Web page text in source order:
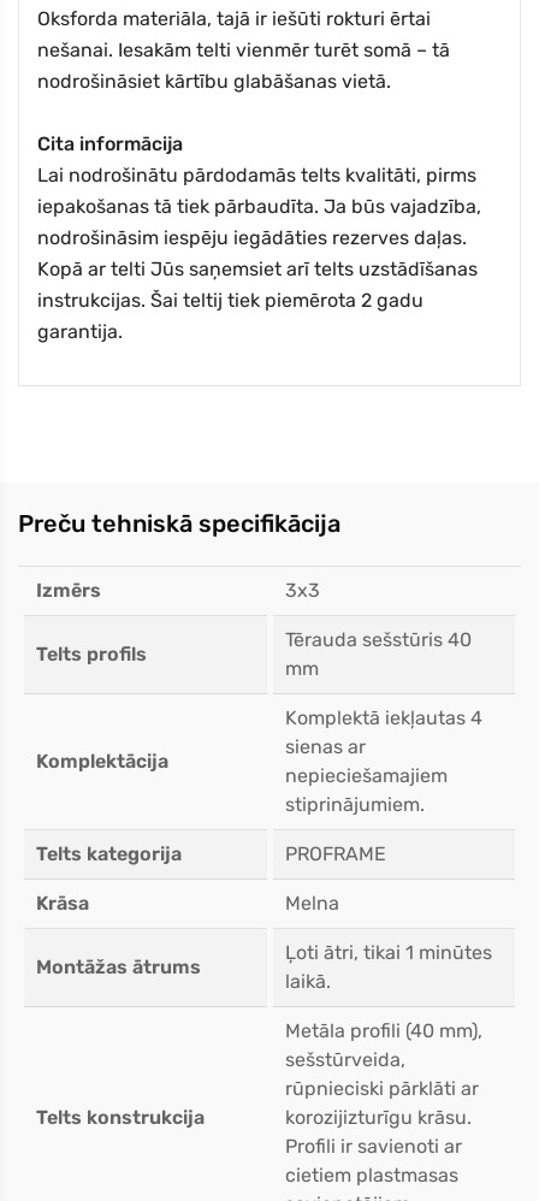
Oksforda materiāla, tajā ir iešūti rokturi ērtai
nešanai. Iesakām telti vienmēr turēt somā – tā
nodrošināsiet kārtību glabāšanas vietā.
Cita informācija
Lai nodrošinātu pārdodamās telts kvalitāti, pirms
iepakošanas tā tiek pārbaudīta. Ja būs vajadzība,
nodrošināsim iespēju iegādāties rezerves daļas.
Kopā ar telti Jūs saņemsiet arī telts uzstādīšanas
instrukcijas. Šai teltij tiek piemērota 2 gadu
garantija.
Preču tehniskā specifikācija
Izmērs 3x3
Telts profils
Tērauda sešstūris 40
mm
Komplektācija
Komplektā iekļautas 4
sienas ar
nepieciešamajiem
stiprinājumiem.
Telts kategorija PROFRAME
Krāsa Melna
Montāžas ātrums
Ļoti ātri, tikai 1 minūtes
laikā.
Telts konstrukcija
Metāla profili (40 mm),
sešstūrveida,
rūpnieciski pārklāti ar
korozijizturīgu krāsu.
Profili ir savienoti ar
cietiem plastmasas